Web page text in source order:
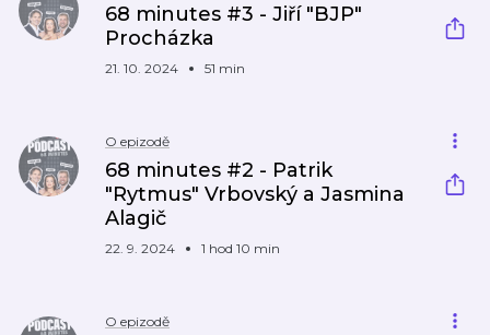
68 minutes #3 - Jiří "BJP"
Procházka
21. 10. 2024 51 min
O epizodě
68 minutes #2 - Patrik
"Rytmus" Vrbovský a Jasmina
Alagič
22. 9. 2024 1 hod 10 min
O epizodě